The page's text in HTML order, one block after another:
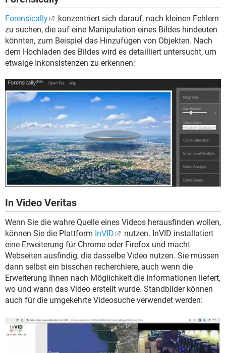
Forensically
konzentriert sich darauf, nach kleinen Fehlern
zu suchen, die auf eine Manipulation eines Bildes hindeuten
könnten, zum Beispiel das Hinzufügen von Objekten. Nach
dem Hochladen des Bildes wird es detailliert untersucht, um
etwaige Inkonsistenzen zu erkennen:
In Video Veritas
Wenn Sie die wahre Quelle eines Videos herausfinden wollen,
können Sie die Plattform InVID
nutzen. InVID installatiert
eine Erweiterung für Chrome oder Firefox und macht
Webseiten ausfindig, die dasselbe Video nutzen. Sie müssen
dann selbst ein bisschen recherchiere, auch wenn die
Erweiterung Ihnen nach Möglichkeit die Informationen liefert,
wo und wann das Video erstellt wurde. Standbilder können
auch für die umgekehrte Videosuche verwendet werden: